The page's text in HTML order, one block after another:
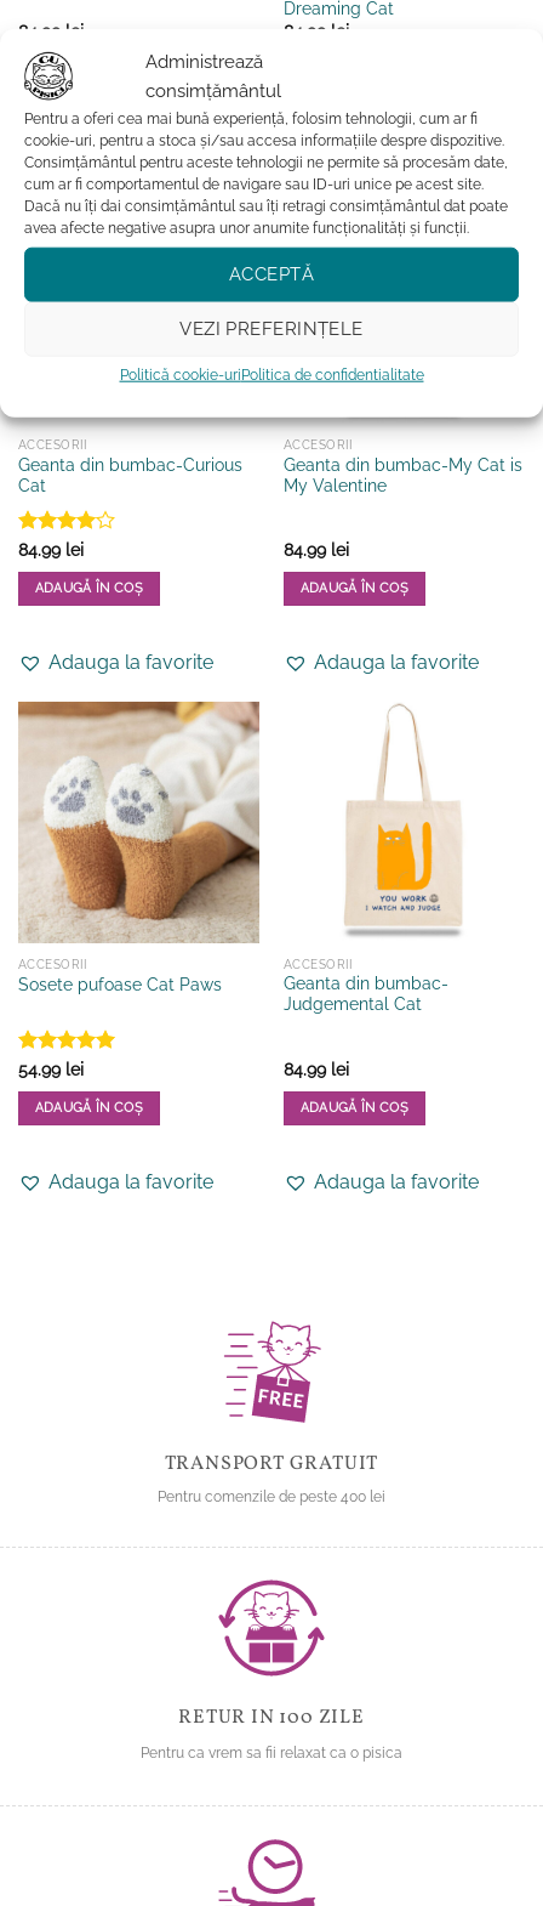
Administrează
consimțământul
Pentru a oferi cea mai bună experiență, folosim tehnologii, cum ar fi
cookie-uri, pentru a stoca și/sau accesa informațiile despre dispozitive.
Consimțământul pentru aceste tehnologii ne permite să procesăm date,
cum ar fi comportamentul de navigare sau ID-uri unice pe acest site.
Dacă nu îți dai consimțământul sau îți retragi consimțământul dat poate
avea afecte negative asupra unor anumite funcționalități și funcții.
ACCEPTĂ
VEZI PREFERINȚELE
Politică cookie-uriPolitica de confidentialitate
84.99 lei
ADAUGĂ ÎN COȘ
Adauga la favorite
Dreaming Cat
84.99 lei
Adauga la favorite
ACCESORII
Geanta din bumbac-Curious
Cat
Evaluat
la4din
84.99 lei
ADAUGĂ ÎN COȘ
Adauga la favorite
ACCESORII
Geanta din bumbac-My Cat is
My Valentine
84.99 lei
ADAUGĂ ÎN COȘ
Adauga la favorite
ACCESORII
Sosete pufoase Cat Paws
Evaluat la
5din 5
54.99 lei
ADAUGĂ ÎN COȘ
are Adauga la favorite
ACCESORII
Geanta din bumbac-
Judgemental Cat
84.99 lei
ADAUGĂ ÎN COȘ
Adauga la favorite
TRANSPORT GRATUIT
Pentru comenzile de peste 400 lei
RETUR IN 100 ZILE
Pentru ca vrem sa fii relaxat ca o pisica